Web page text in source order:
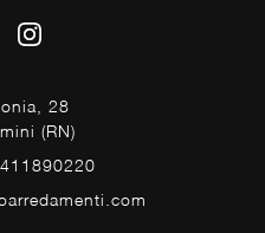
28
(RN)